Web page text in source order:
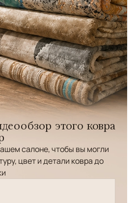
этого ковра
салоне, чтобы вы могли
цвет и детали ковра до